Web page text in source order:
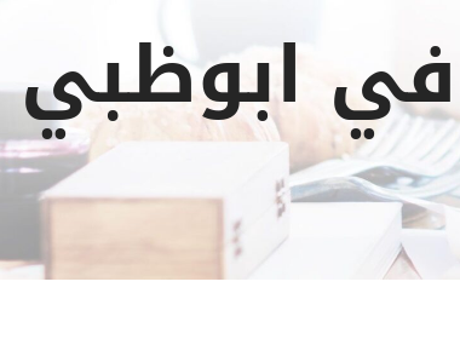
في ابوظبي